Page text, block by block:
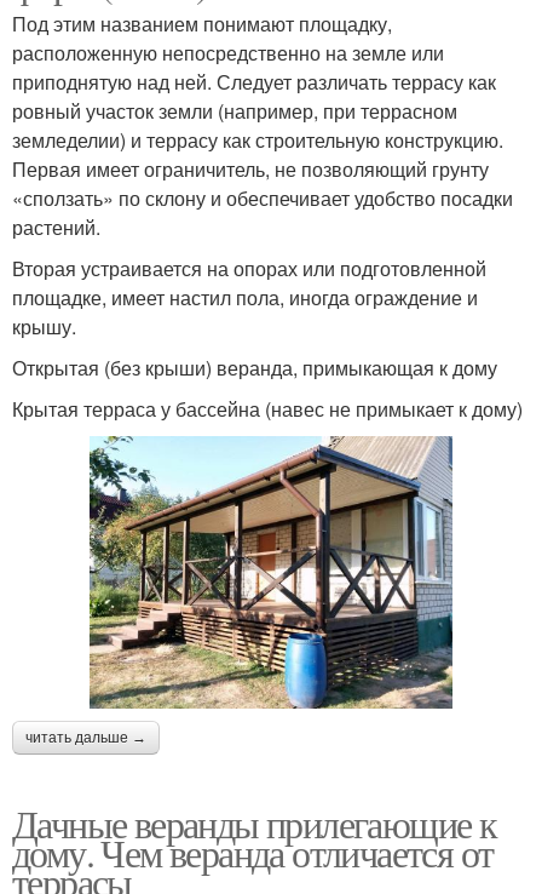
Под этим названием понимают площадку,
расположенную непосредственно на земле или
приподнятую над ней. Следует различать террасу как
ровный участок земли (например, при террасном
земледелии) и террасу как строительную конструкцию.
Первая имеет ограничитель, не позволяющий грунту
«сползать» по склону и обеспечивает удобство посадки
растений.
Вторая устраивается на опорах или подготовленной
площадке, имеет настил пола, иногда ограждение и
крышу.
Открытая (без крыши) веранда, примыкающая к дому
Крытая терраса у бассейна (навес не примыкает к дому)
читать дальше →
Дачные веранды прилегающие к
дому. Чем веранда отличается от
террасы